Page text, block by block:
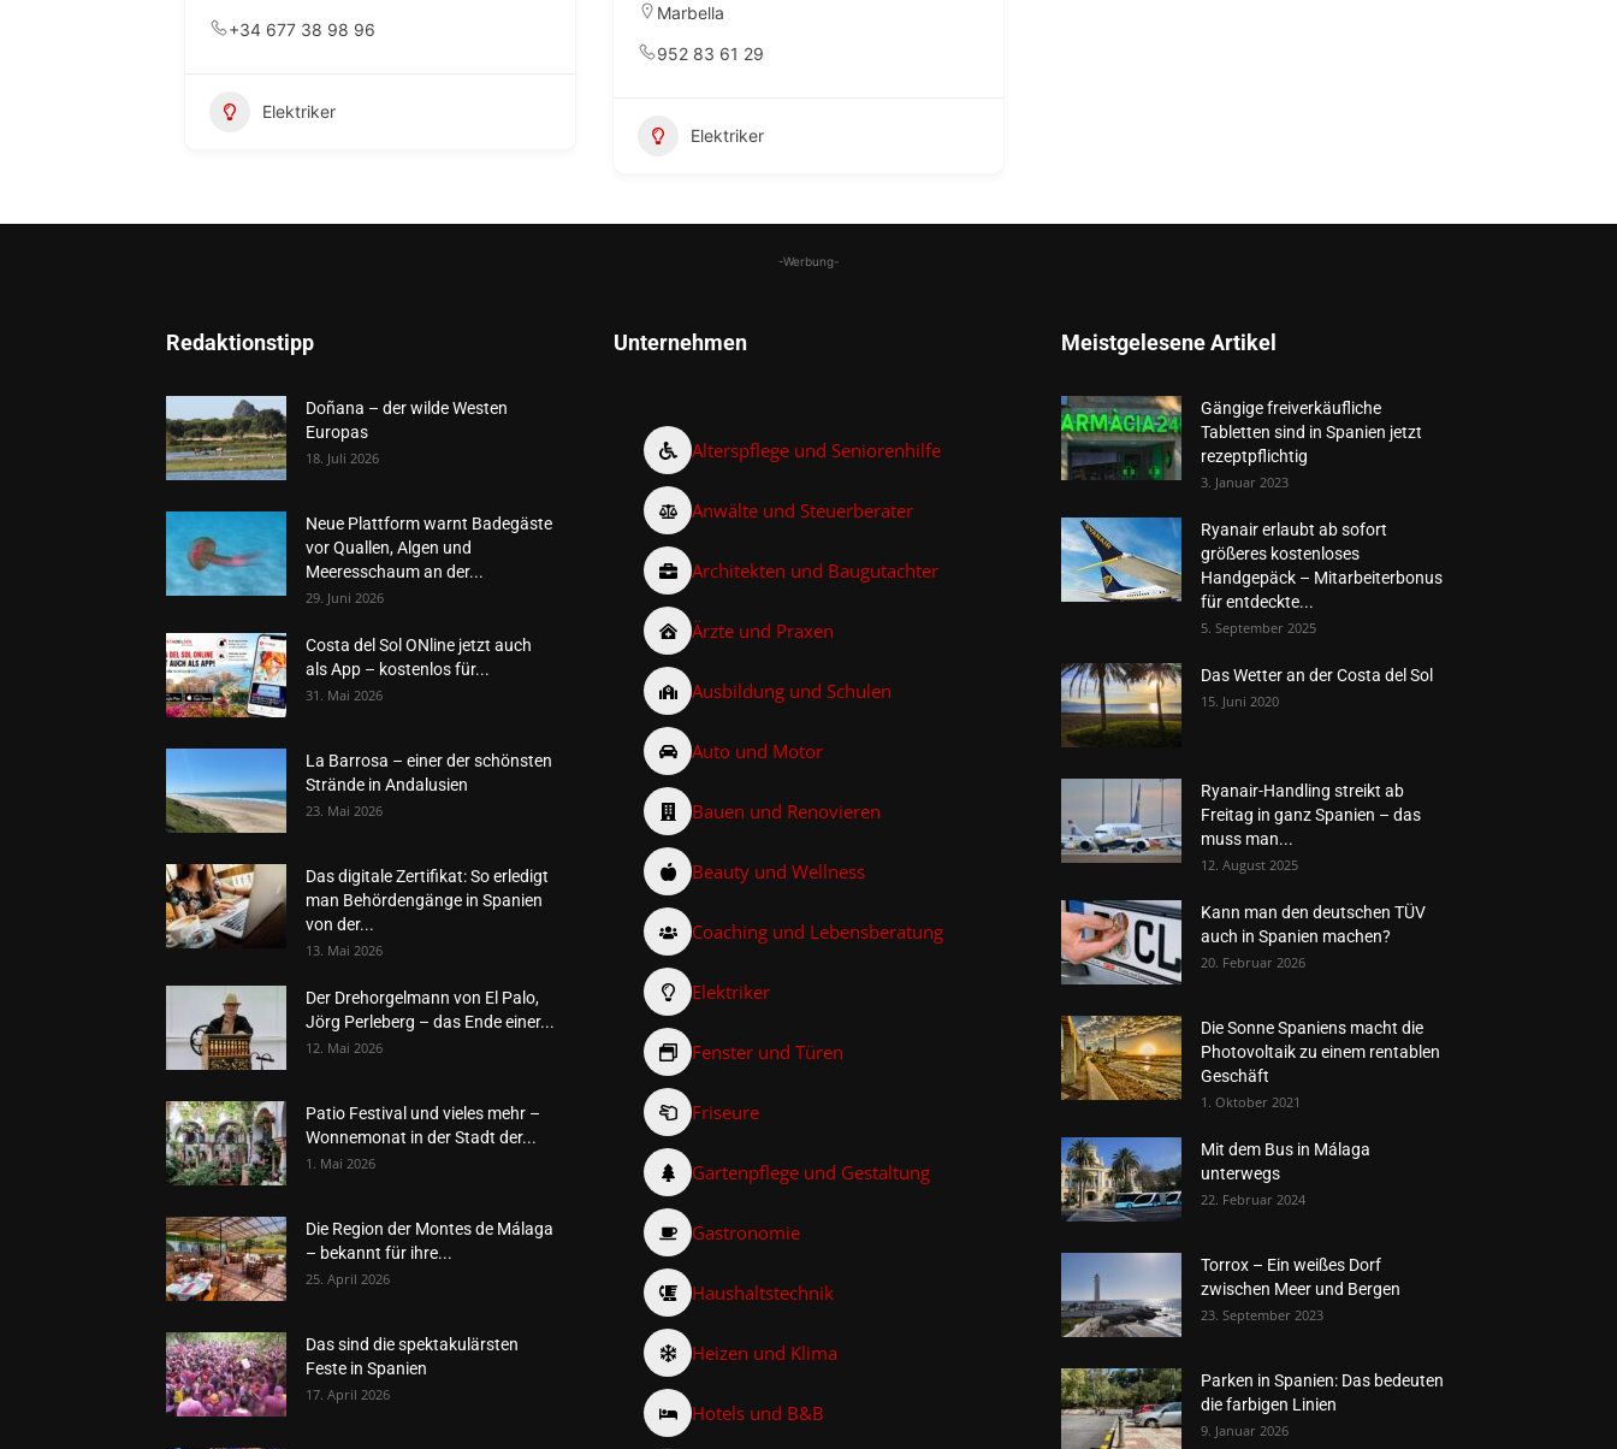
+34 677 38 98 96
Elektriker
Marbella
952 83 61 29
Elektriker
-Werbung-
Redaktionstipp
Doñana – der wilde Westen
Europas
18. Juli 2026
Neue Plattform warnt Badegäste
vor Quallen, Algen und
Meeresschaum an der...
29. Juni 2026
Costa del Sol ONline jetzt auch
als App – kostenlos für...
31. Mai 2026
La Barrosa – einer der schönsten
Strände in Andalusien
23. Mai 2026
Das digitale Zertifikat: So erledigt
man Behördengänge in Spanien
von der...
13. Mai 2026
Der Drehorgelmann von El Palo,
Jörg Perleberg – das Ende einer...
12. Mai 2026
Patio Festival und vieles mehr –
Wonnemonat in der Stadt der...
1. Mai 2026
Die Region der Montes de Málaga
– bekannt für ihre...
25. April 2026
Das sind die spektakulärsten
Feste in Spanien
17. April 2026
Unternehmen
Alterspflege und Seniorenhilfe
Anwälte und Steuerberater
Architekten und Baugutachter
Ärzte und Praxen
Ausbildung und Schulen
Auto und Motor
Bauen und Renovieren
Beauty und Wellness
Coaching und Lebensberatung
Elektriker
Fenster und Türen
Friseure
Gartenpflege und Gestaltung
Gastronomie
Haushaltstechnik
Heizen und Klima
Hotels und B&B
Meistgelesene Artikel
Gängige freiverkäufliche
Tabletten sind in Spanien jetzt
rezeptpflichtig
3. Januar 2023
Ryanair erlaubt ab sofort
größeres kostenloses
Handgepäck – Mitarbeiterbonus
für entdeckte...
5. September 2025
Das Wetter an der Costa del Sol
15. Juni 2020
Ryanair-Handling streikt ab
Freitag in ganz Spanien – das
muss man...
12. August 2025
Kann man den deutschen TÜV
auch in Spanien machen?
20. Februar 2026
Die Sonne Spaniens macht die
Photovoltaik zu einem rentablen
Geschäft
1. Oktober 2021
Mit dem Bus in Málaga
unterwegs
22. Februar 2024
Torrox – Ein weißes Dorf
zwischen Meer und Bergen
23. September 2023
Parken in Spanien: Das bedeuten
die farbigen Linien
9. Januar 2026